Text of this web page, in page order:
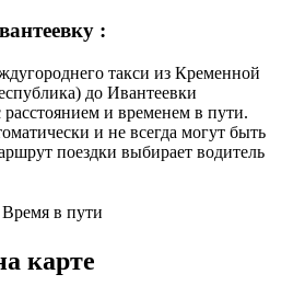
:
такси из Кременной
до Ивантеевки
расстоянием и временем в пути.
и не всегда могут быть
поездки выбирает водитель
Время в пути
карте